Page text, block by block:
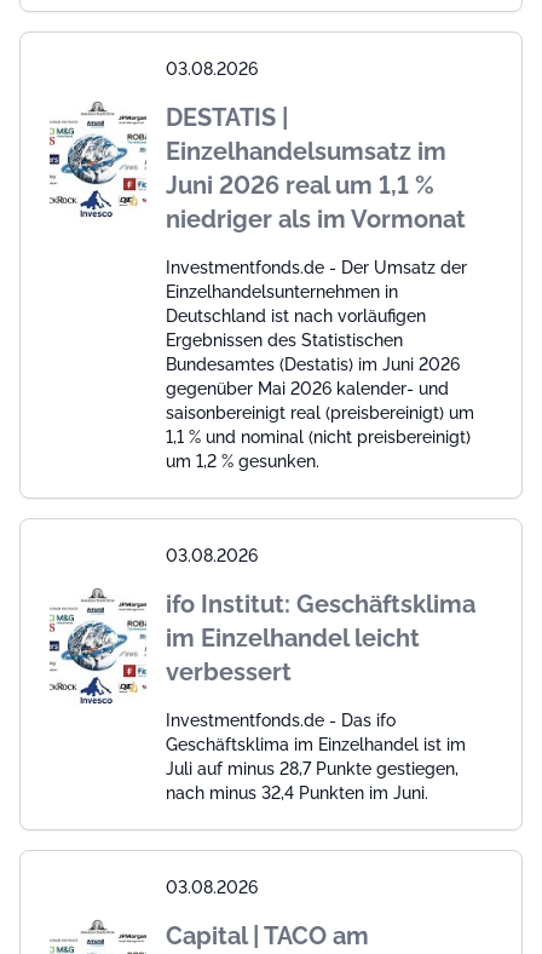
03.08.2026
DESTATIS |
Einzelhandelsumsatz im
Juni 2026 real um 1,1 %
niedriger als im Vormonat
Investmentfonds.de - Der Umsatz der
Einzelhandelsunternehmen in
Deutschland ist nach vorläufigen
Ergebnissen des Statistischen
Bundesamtes (Destatis) im Juni 2026
gegenüber Mai 2026 kalender- und
saisonbereinigt real (preisbereinigt) um
1,1 % und nominal (nicht preisbereinigt)
um 1,2 % gesunken.
03.08.2026
ifo Institut: Geschäftsklima
im Einzelhandel leicht
verbessert
Investmentfonds.de - Das ifo
Geschäftsklima im Einzelhandel ist im
Juli auf minus 28,7 Punkte gestiegen,
nach minus 32,4 Punkten im Juni.
03.08.2026
Capital | TACO am